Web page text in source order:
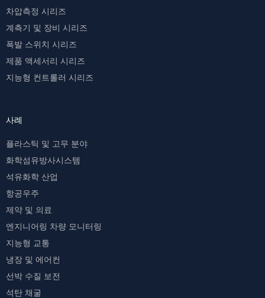
차압측정 시리즈
계측기 및 장비 시리즈
폭발 스위치 시리즈
제품 액세서리 시리즈
지능형 컨트롤러 시리즈
사례
플라스틱 및 고무 분야
화학섬유방사시스템
석유화학 산업
항공우주
제약 및 의료
엔지니어링 차량 모니터링
지능형 교통
냉장 및 에어컨
선박 수질 보전
석탄 채굴